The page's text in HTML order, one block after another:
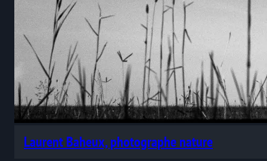
Laurent Baheux, photographe nature